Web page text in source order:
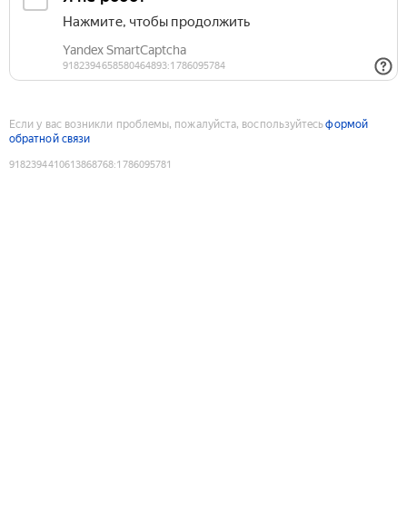
Если у вас возникли проблемы, пожалуйста, воспользуйтесьформой
обратной связи
9182394410613868768:1786095781